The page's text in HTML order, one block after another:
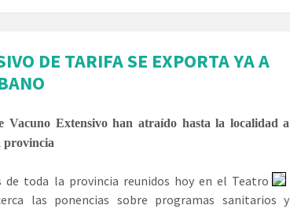
DE TARIFA SE EXPORTA YA A
Vacuno Extensivo han atraído hasta la localidad a
provincia
de toda la provincia reunidos hoy en el Teatro
las ponencias sobre programas sanitarios y